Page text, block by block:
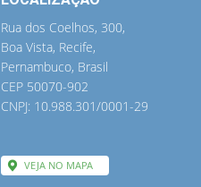
Rua dos Coelhos, 300,
Boa Vista, Recife,
Pernambuco, Brasil
CEP 50070-902
CNPJ: 10.988.301/0001-29
VEJA NO MAPA